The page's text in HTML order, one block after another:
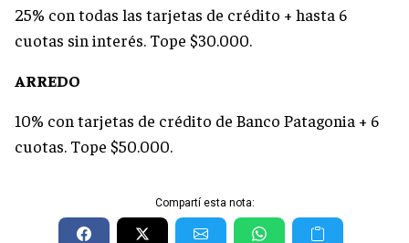
25% con todas las tarjetas de crédito + hasta 6
cuotas sin interés. Tope $30.000.
ARREDO
10% con tarjetas de crédito de Banco Patagonia + 6
cuotas. Tope $50.000.
Compartí esta nota: